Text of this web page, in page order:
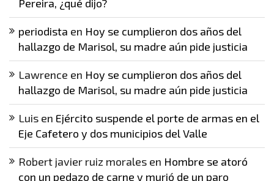
Pereira, ¿qué dijo?
periodista en Hoy se cumplieron dos años del
hallazgo de Marisol, su madre aún pide justicia
Lawrence en Hoy se cumplieron dos años del
hallazgo de Marisol, su madre aún pide justicia
Luis en Ejército suspende el porte de armas en el
Eje Cafetero y dos municipios del Valle
Robert javier ruiz morales en Hombre se atoró
con un pedazo de carne y murió de un paro